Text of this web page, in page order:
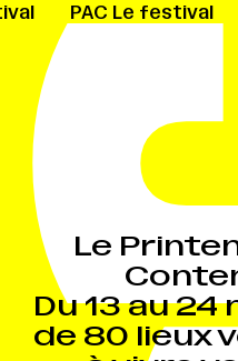
Le
Du 13 au 24
de 80 lieux
PAC Le festival